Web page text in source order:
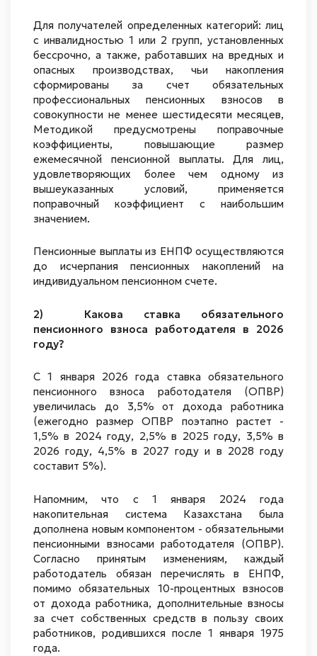
Для получателей определенных категорий: лиц
с инвалидностью 1 или 2 групп, установленных
бессрочно, а также, работавших на вредных и
опасных производствах, чьи накопления
сформированы за счет обязательных
профессиональных пенсионных взносов в
совокупности не менее шестидесяти месяцев,
Методикой предусмотрены поправочные
коэффициенты, повышающие размер
ежемесячной пенсионной выплаты. Для лиц,
удовлетворяющих более чем одному из
вышеуказанных условий, применяется
поправочный коэффициент с наибольшим
значением.
Пенсионные выплаты из ЕНПФ осуществляются
до исчерпания пенсионных накоплений на
индивидуальном пенсионном счете.
2) Какова ставка обязательного
пенсионного взноса работодателя в 2026
году?
С 1 января 2026 года ставка обязательного
пенсионного взноса работодателя (ОПВР)
увеличилась до 3,5% от дохода работника
(ежегодно размер ОПВР поэтапно растет -
1,5% в 2024 году, 2,5% в 2025 году, 3,5% в
2026 году, 4,5% в 2027 году и в 2028 году
составит 5%).
Напомним, что с 1 января 2024 года
накопительная система Казахстана была
дополнена новым компонентом - обязательными
пенсионными взносами работодателя (ОПВР).
Согласно принятым изменениям, каждый
работодатель обязан перечислять в ЕНПФ,
помимо обязательных 10-процентных взносов
от дохода работника, дополнительные взносы
за счет собственных средств в пользу своих
работников, родившихся после 1 января 1975
года.